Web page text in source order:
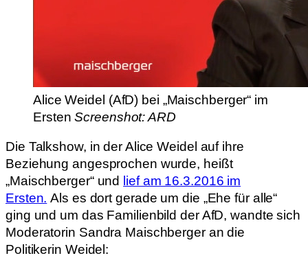
Alice Weidel (AfD) bei „Maischberger“ im
ErstenScreenshot: ARD
Die Talkshow, in der Alice Weidel auf ihre
Beziehung angesprochen wurde, heißt
„Maischberger“ und
lief am 16.3.2016 im
Ersten. Als es dort gerade um die „Ehe für alle“
ging und um das Familienbild der AfD, wandte sich
Moderatorin Sandra Maischberger an die
Politikerin Weidel: